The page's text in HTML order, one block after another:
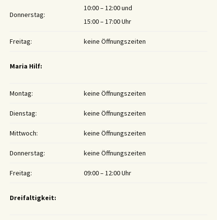
Donnerstag:
10:00 – 12:00 und
15:00 – 17:00 Uhr
Freitag: keine Öffnungszeiten
Maria Hilf:
Montag: keine Öffnungszeiten
Dienstag: keine Öffnungszeiten
Mittwoch: keine Öffnungszeiten
Donnerstag: keine Öffnungszeiten
Freitag: 09:00 – 12:00 Uhr
Dreifaltigkeit: